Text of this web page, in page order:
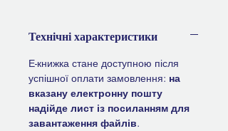
Технічні характеристики
Е-книжка стане доступною після
успішної оплати замовлення: на
вказану електронну пошту
надійде лист із посиланням для
завантаження файлів.